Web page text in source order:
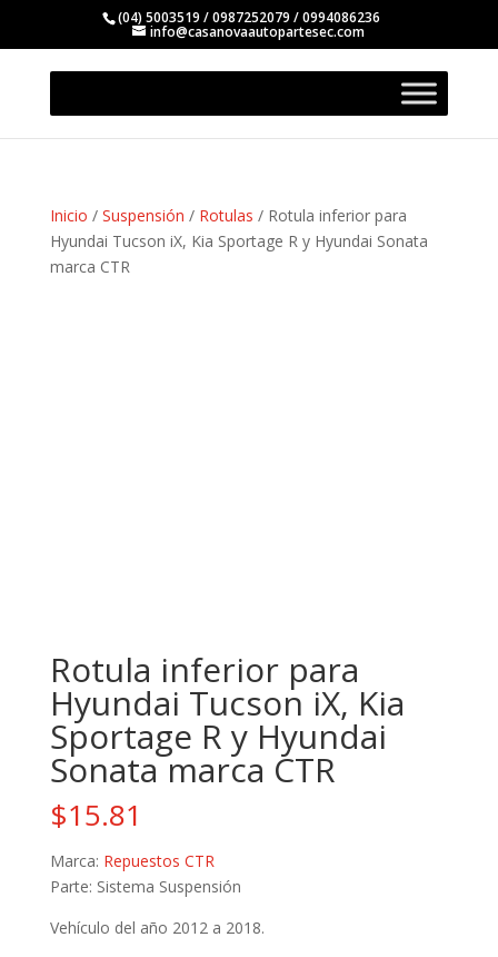
(04) 5003519 / 0987252079 / 0994086236
info@casanovaautopartesec.com
Inicio / Suspensión / Rotulas / Rotula inferior para
Hyundai Tucson iX, Kia Sportage R y Hyundai Sonata
marca CTR
Rotula inferior para
Hyundai Tucson iX, Kia
Sportage R y Hyundai
Sonata marca CTR
$15.81
Marca: Repuestos CTR
Parte: Sistema Suspensión
Vehículo del año 2012 a 2018.